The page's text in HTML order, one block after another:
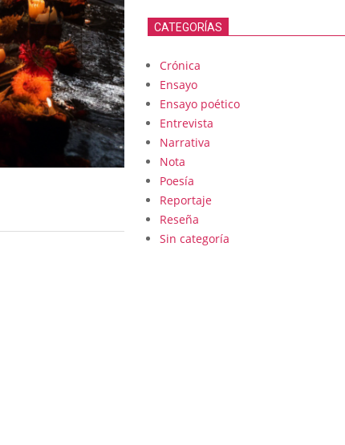
CATEGORÍAS
Crónica
Ensayo
Ensayo poético
Entrevista
Narrativa
Nota
Poesía
Reportaje
Reseña
Sin categoría